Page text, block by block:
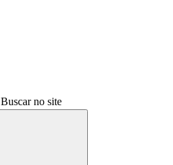
Buscar no site